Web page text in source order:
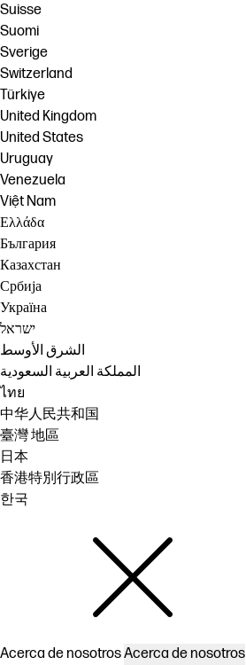
Suisse
Suomi
Sverige
Switzerland
Türkiye
United Kingdom
United States
Uruguay
Venezuela
Việt Nam
Ελλάδα
България
Казахстан
Србија
Україна
ישראל
الشرق الأوسط
المملكة العربية السعودية
ไทย
中华人民共和国
臺灣 地區
日本
香港特別行政區
한국
Acerca de nosotrosAcerca de nosotros